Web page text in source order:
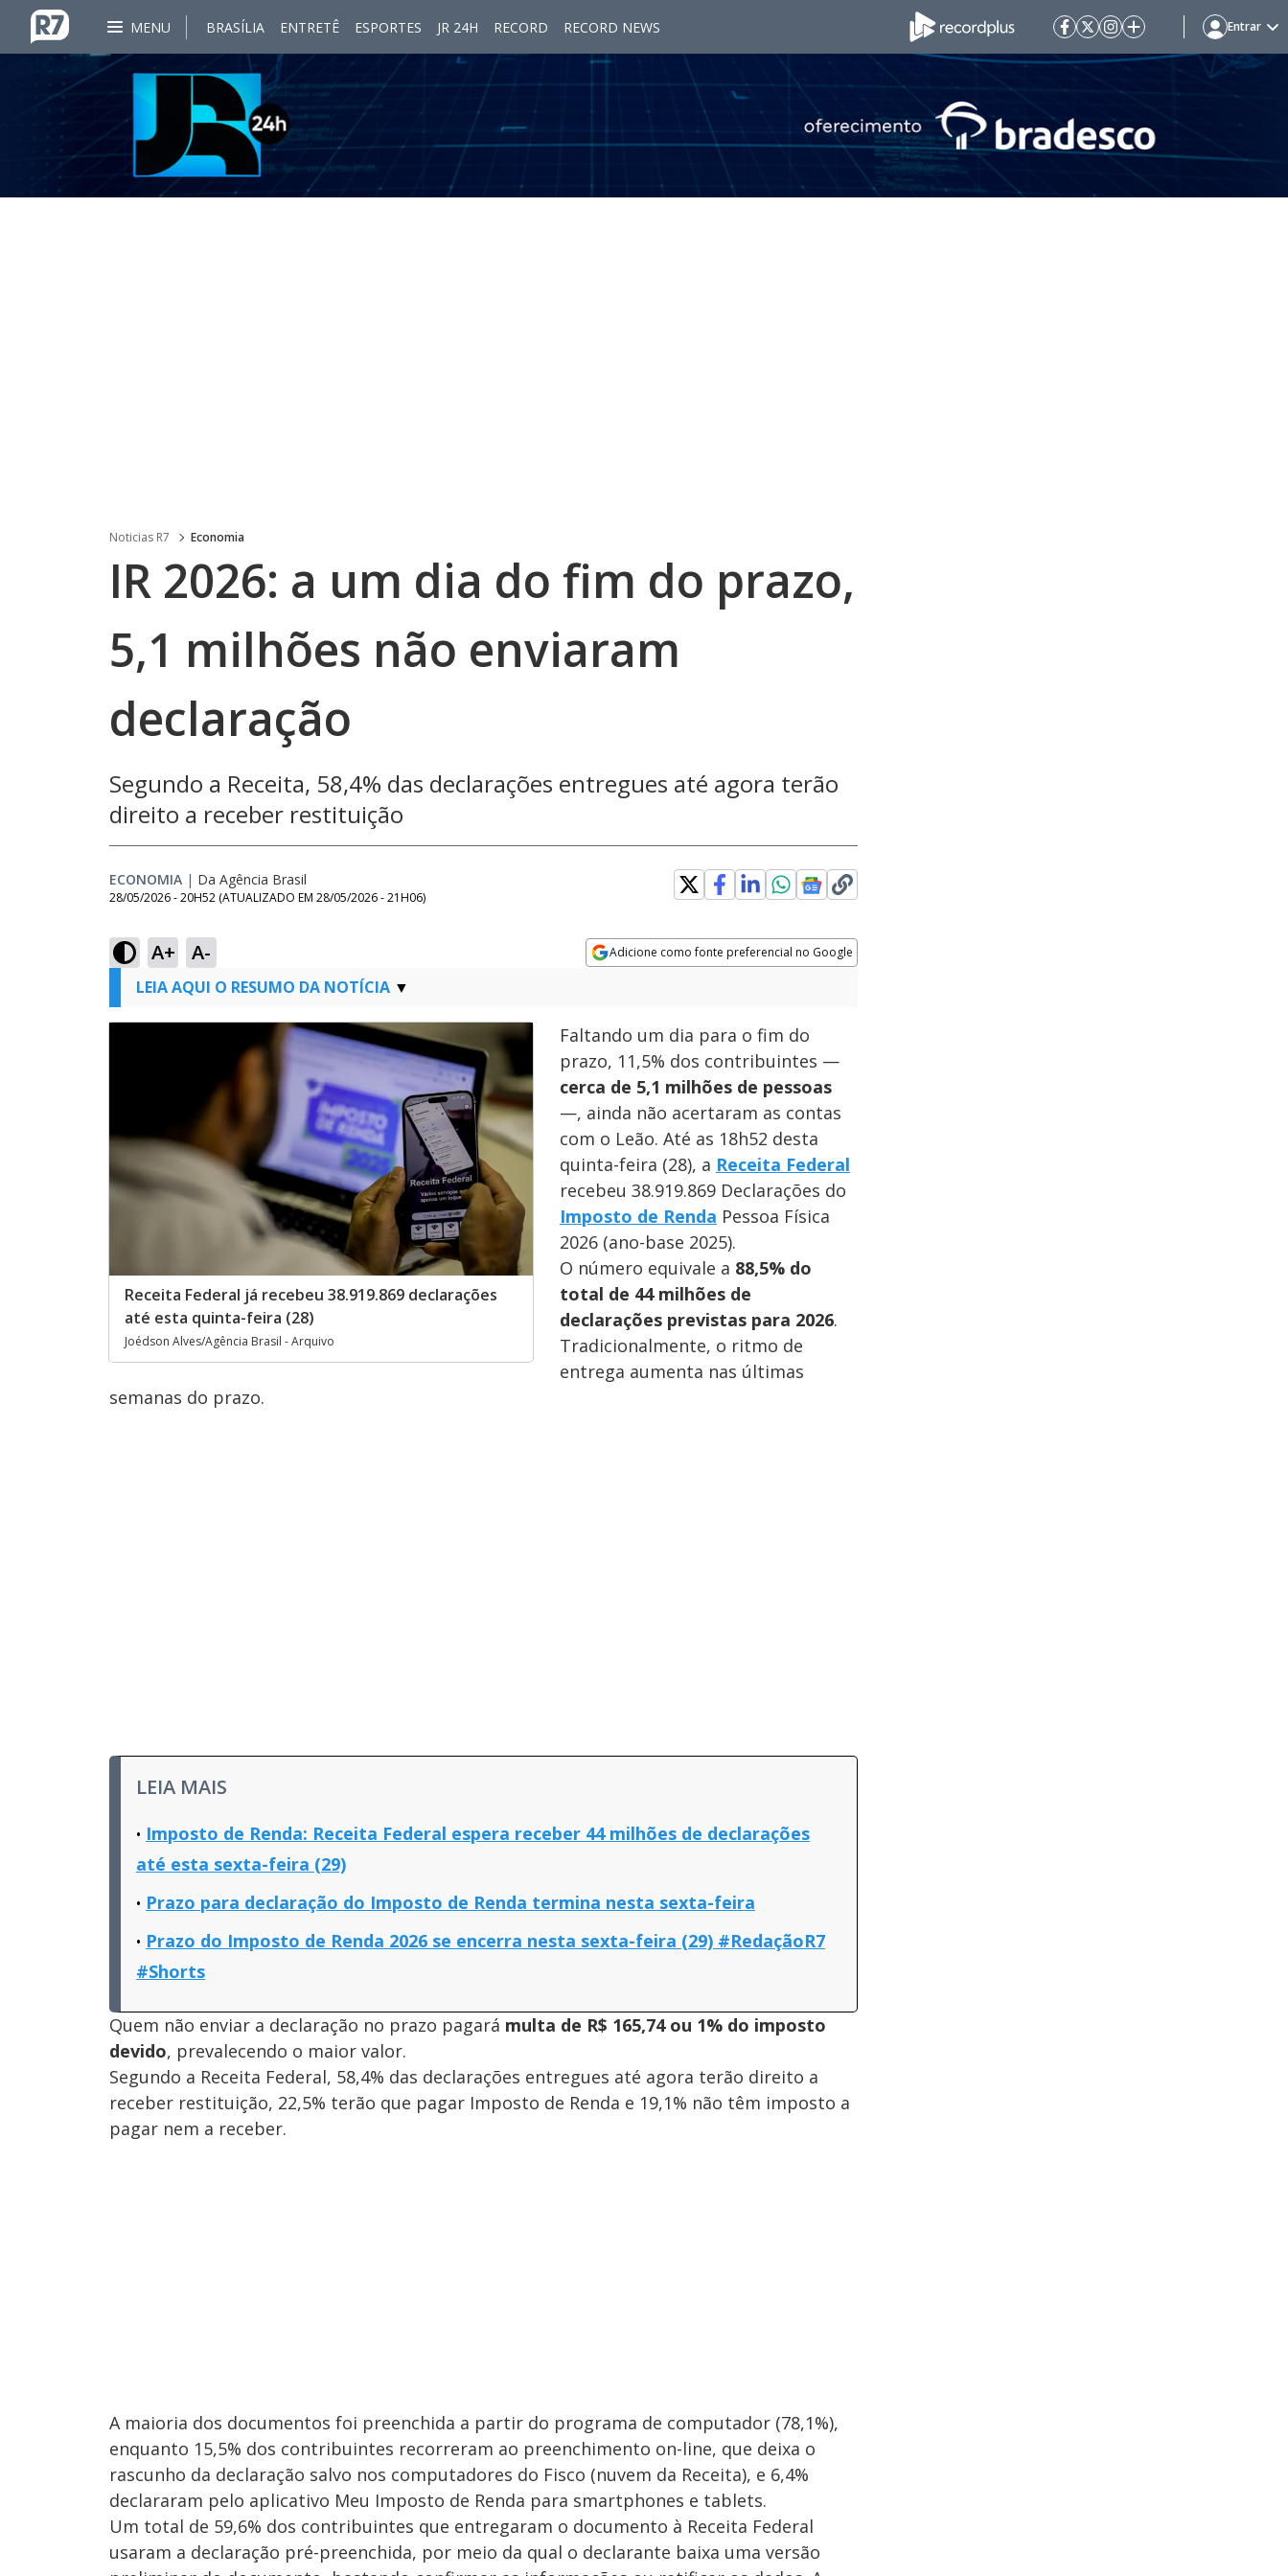
MENU BRASÍLIA ENTRETÊ ESPORTES JR 24H RECORD RECORD NEWS Entrar
Noticias R7 Economia
IR 2026: a um dia do fim do prazo,
5,1 milhões não enviaram
declaração
Segundo a Receita, 58,4% das declarações entregues até agora terão
direito a receber restituição
ECONOMIA | Da Agência Brasil
28/05/2026 - 20H52 (ATUALIZADO EM 28/05/2026 - 21H06)
A+ A- Adicione como fonte preferencial no Google
LEIA AQUI O RESUMO DA NOTÍCIA
Receita Federal já recebeu 38.919.869 declarações
até esta quinta-feira (28)
Joédson Alves/Agência Brasil - Arquivo
Faltando um dia para o fim do
prazo, 11,5% dos contribuintes —
cerca de 5,1 milhões de pessoas
—, ainda não acertaram as contas
com o Leão. Até as 18h52 desta
quinta-feira (28), a Receita Federal
recebeu 38.919.869 Declarações do
Imposto de Renda Pessoa Física
2026 (ano-base 2025).
O número equivale a 88,5% do
total de 44 milhões de
declarações previstas para 2026.
Tradicionalmente, o ritmo de
entrega aumenta nas últimas
semanas do prazo.
LEIA MAIS
Imposto de Renda: Receita Federal espera receber 44 milhões de declarações
até esta sexta-feira (29)
Prazo para declaração do Imposto de Renda termina nesta sexta-feira
Prazo do Imposto de Renda 2026 se encerra nesta sexta-feira (29) #RedaçãoR7
#Shorts
Quem não enviar a declaração no prazo pagará multa de R$ 165,74 ou 1% do imposto
devido, prevalecendo o maior valor.
Segundo a Receita Federal, 58,4% das declarações entregues até agora terão direito a
receber restituição, 22,5% terão que pagar Imposto de Renda e 19,1% não têm imposto a
pagar nem a receber.
A maioria dos documentos foi preenchida a partir do programa de computador (78,1%),
enquanto 15,5% dos contribuintes recorreram ao preenchimento on-line, que deixa o
rascunho da declaração salvo nos computadores do Fisco (nuvem da Receita), e 6,4%
declararam pelo aplicativo Meu Imposto de Renda para smartphones e tablets.
Um total de 59,6% dos contribuintes que entregaram o documento à Receita Federal
usaram a declaração pré-preenchida, por meio da qual o declarante baixa uma versão